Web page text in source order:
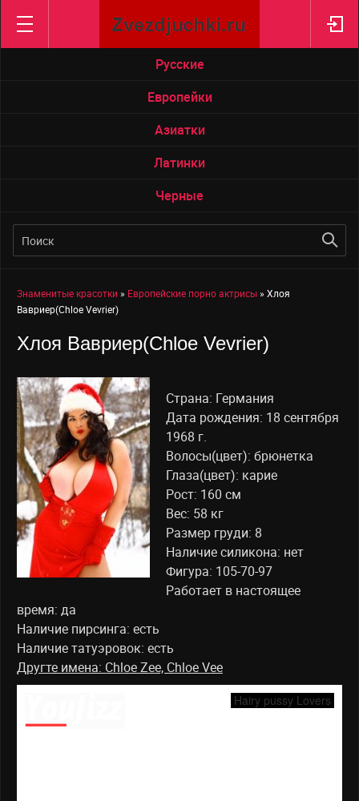
Трансексуалы
Черненькие
Китай
Индия
Филлипины
ЕВРОПА
Франция
Италия
Великобритания
Венгрия
Чехия
Словакия
Польша
Испания
Румыния
Сербия
Латинская Америка
Бразилия
Русские
Европейки
Азиатки
Латинки
Черные
Знаменитые красотки » Европейские порно актрисы» Хлоя
Вавриер(Chloe Vevrier)
Хлоя Вавриер(Chloe Vevrier)
Страна: Германия
Дата рождения: 18 сентября
1968 г.
Волосы(цвет): брюнетка
Глаза(цвет): карие
Рост: 160 см
Вес: 58 кг
Размер груди: 8
Наличие силикона: нет
Фигура: 105-70-97
Работает в настоящее
время: да
Наличие пирсинга: есть
Наличие татуэровок: есть
Другте имена: Chloe Zee, Chloe Vee